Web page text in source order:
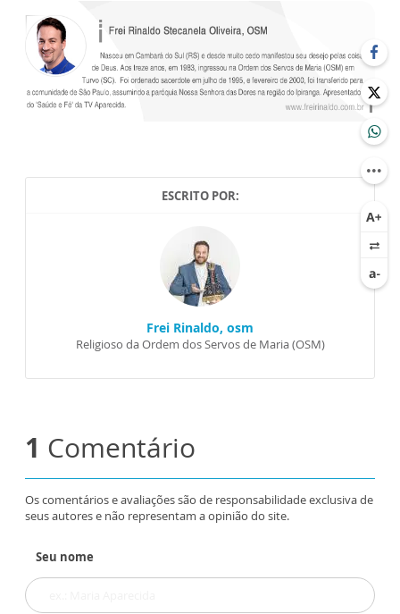
ESCRITO POR:
Frei Rinaldo, osm
Religioso da Ordem dos Servos de Maria (OSM)
1 Comentário
Os comentários e avaliações são de responsabilidade exclusiva de
seus autores e não representam a opinião do site.
Seu nome